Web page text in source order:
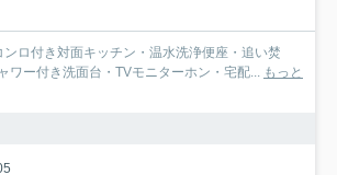
ロ付き対面キッチン・温水洗浄便座・追い焚
ワー付き洗面台・TVモニターホン・宅配... もっと